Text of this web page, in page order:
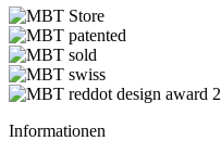
Informationen